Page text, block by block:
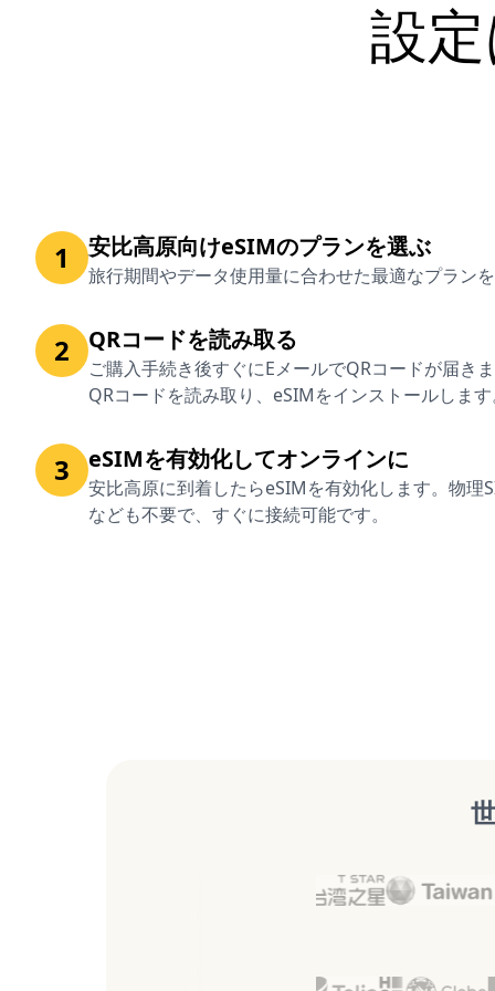
設
1 安比高原向けeSIMのプランを選ぶ
旅行期間やデータ使用量に合わせた最適なプラン
2 QRコードを読み取る
ご購入手続き後すぐにEメールでQRコードが届き
QRコードを読み取り、eSIMをインストールしま
3 eSIMを有効化してオンラインに
安比高原に到着したらeSIMを有効化します。物理
なども不要で、すぐに接続可能です。